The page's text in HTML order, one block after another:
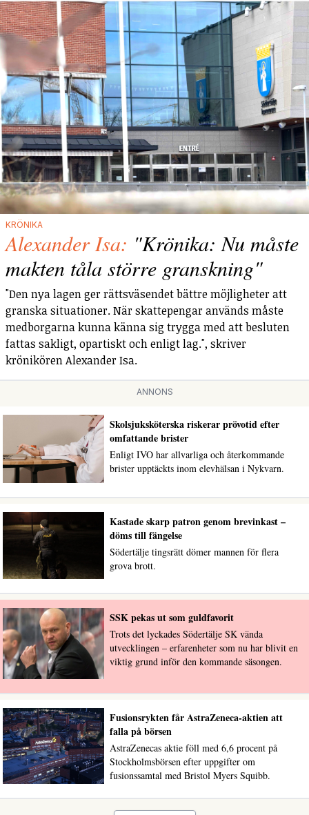
KRÖNIKA
Alexander Isa: "Krönika: Nu måste
makten tåla större granskning"
"Den nya lagen ger rättsväsendet bättre möjligheter att
granska situationer. När skattepengar används måste
medborgarna kunna känna sig trygga med att besluten
fattas sakligt, opartiskt och enligt lag.", skriver
krönikören Alexander Isa.
ANNONS
Skolsjuksköterska riskerar prövotid efter
omfattande brister
Enligt IVO har allvarliga och återkommande
brister upptäckts inom elevhälsan i Nykvarn.
Kastade skarp patron genom brevinkast –
döms till fängelse
Södertälje tingsrätt dömer mannen för flera
grova brott.
SSK pekas ut som guldfavorit
Trots det lyckades Södertälje SK vända
utvecklingen – erfarenheter som nu har blivit en
viktig grund inför den kommande säsongen.
Fusionsrykten får AstraZeneca-aktien att
falla på börsen
AstraZenecas aktie föll med 6,6 procent på
Stockholmsbörsen efter uppgifter om
fusionssamtal med Bristol Myers Squibb.